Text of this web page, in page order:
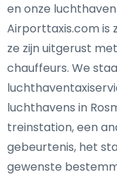
en onze
Airporttaxis.com is
ze zijn uitgerust
chauffeurs. We
luchthavens in
treinstation, een
gebeurtenis, het
gewenste